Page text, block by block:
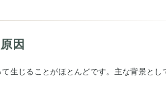
因
生じることがほとんどです。主な背景とし